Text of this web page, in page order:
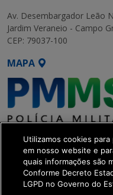
Av. Desembargador Leão
Jardim Veraneio - Campo
CEP: 79037-100
MAPA
SETDIG | Secretaria-
de Transformação Digital
get_footer();
Utilizamos cookies
em nosso website e
quais informações são
Conforme Decreto
LGPD no Governo do